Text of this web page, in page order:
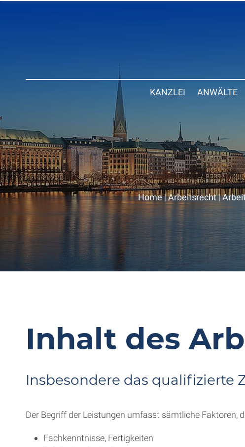
KANZLEI ANWÄLTE
Home|Arbeitsrecht|
Inhalt des
Insbesondere das qualifizierte
Der Begriff der Leistungen umfasst sämtliche Faktoren,
Fachkenntnisse, Fertigkeiten